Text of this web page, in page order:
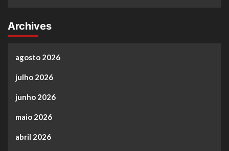
Archives
agosto 2026
julho 2026
junho 2026
maio 2026
abril 2026